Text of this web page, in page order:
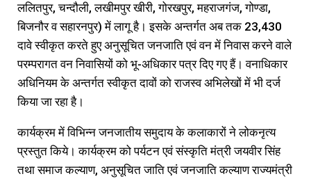
ललितपुर, चन्दौली, लखीमपुर खीरी, गोरखपुर, महराजगंज, गोण्डा,
बिजनौर व सहारनपुर) में लागू है। इसके अन्तर्गत अब तक 23,430
दावे स्वीकृत करते हुए अनुसूचित जनजाति एवं वन में निवास करने वाले
परम्परागत वन निवासियों को भू-अधिकार पत्र दिए गए हैं। वनाधिकार
अधिनियम के अन्तर्गत स्वीकृत दावों को राजस्व अभिलेखों में भी दर्ज
किया जा रहा है।
कार्यक्रम में विभिन्न जनजातीय समुदाय के कलाकारों ने लोकनृत्य
प्रस्तुत किये। कार्यक्रम को पर्यटन एवं संस्कृति मंत्री जयवीर सिंह
तथा समाज कल्याण, अनुसूचित जाति एवं जनजाति कल्याण राज्यमंत्री